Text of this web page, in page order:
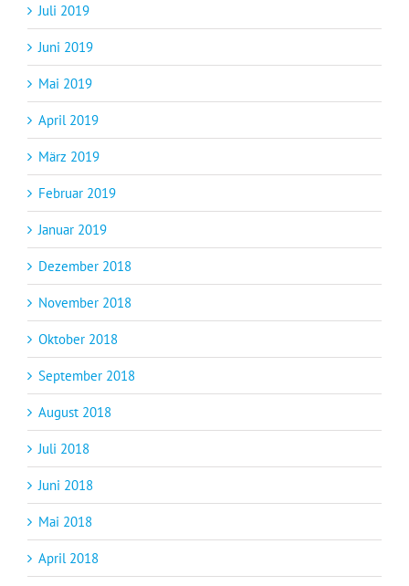
Juli 2019
Juni 2019
Mai 2019
April 2019
März 2019
Februar 2019
Januar 2019
Dezember 2018
November 2018
Oktober 2018
September 2018
August 2018
Juli 2018
Juni 2018
Mai 2018
April 2018